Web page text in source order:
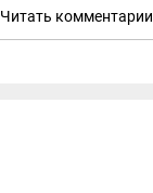
Читать комментарии